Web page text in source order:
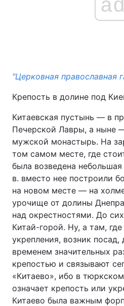
"Церковная православная
Крепость в долине под
Китаевская пустынь — в
Печерской Лавры, а ныне
мужской монастырь. На
том самом месте, где
была возведена
в. вместо нее построили
на новом месте — на
урочище от долины
над окрестностями. До
Китай-горой. Ну, а там,
укрепления, возник
временем значительных
крепостью и связывают
«Китаево», ибо в
означает крепость или
Китаево была важным